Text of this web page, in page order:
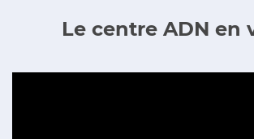
Le centre ADN en